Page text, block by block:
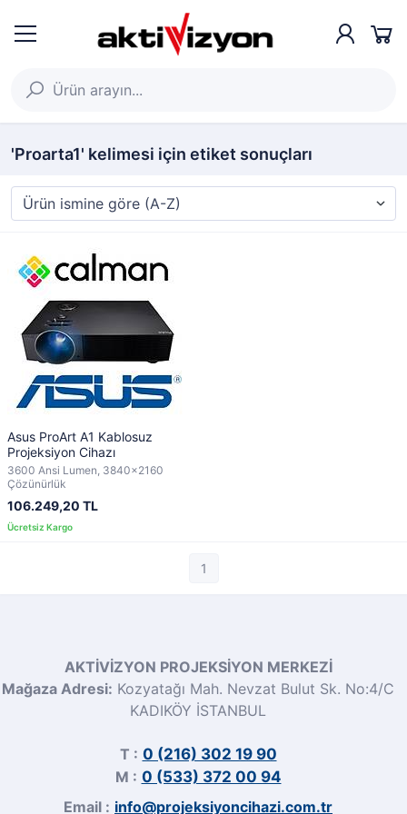
'Proarta1' kelimesi için etiket sonuçları
Asus ProArt A1 Kablosuz
Projeksiyon Cihazı
3600 Ansi Lumen, 3840x2160
Çözünürlük
106.249,20 TL
1
AKTİVİZYON PROJEKSİYON MERKEZİ
Mağaza Adresi: Kozyatağı Mah. Nevzat Bulut Sk. No:4/C
KADIKÖY İSTANBUL
T : 0 (216) 302 19 90
M : 0 (533) 372 00 94
Email : info@projeksiyoncihazi.com.tr